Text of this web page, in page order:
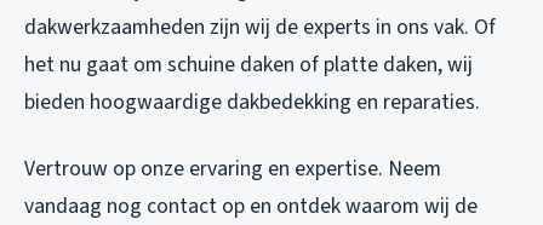
dakwerkzaamheden zijn wij de experts in ons vak. Of
het nu gaat om schuine daken of platte daken, wij
bieden hoogwaardige dakbedekking en reparaties.
Vertrouw op onze ervaring en expertise. Neem
vandaag nog contact op en ontdek waarom wij de